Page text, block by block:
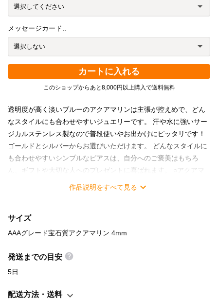
メッセージカード..
カートに入れる
このショップからあと8,000円以上購入で送料無料
透明度が高く淡いブルーのアクアマリンは主張が控えめで、どん
なスタイルにも合わせやすいジュエリーです。 汗や水に強いサー
ジカルステンレス製なので普段使いやお出かけにピッタリです！
ゴールドとシルバーからお選びいただけます。 どんなスタイルに
も合わせやすいシンプルなピアスは、自分へのご褒美はもちろ
ん、ギフトや大切な人へのプレゼントに喜ばれます。 ○アクアマ
リン（AAAグレード） ラテン語で「海の水」の意味を持つアクア
ルにも優美な彩りを添えます。 普段使いはもちろん、特別な日の
装いにも最適です。宝石質AAAグレードのアクアマリンをご用意
（SUS316L） アクセサリーに使用されるステンレスの種類の中で
もSUS316Lは医療器具にも使われるほど人体にやさしいステンレ
く、つけっぱなしにしても失敗のない素材です。 金属表面の不動
作品説明をすべて見る
サイズ
AAAグレード宝石質アクアマリン 4mm
発送までの目安
5日
配送方法・送料